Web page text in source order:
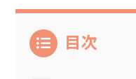
目次